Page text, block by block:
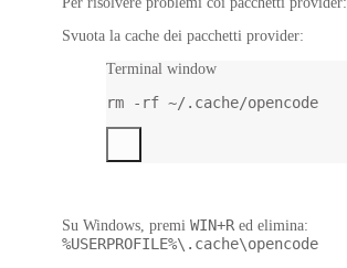
Svuota la cache dei pacchetti provider:
Terminal window
rm -rf ~/.cache/opencode
Su Windows, premi WIN+R ed elimina:
%USERPROFILE%\.cache\opencode